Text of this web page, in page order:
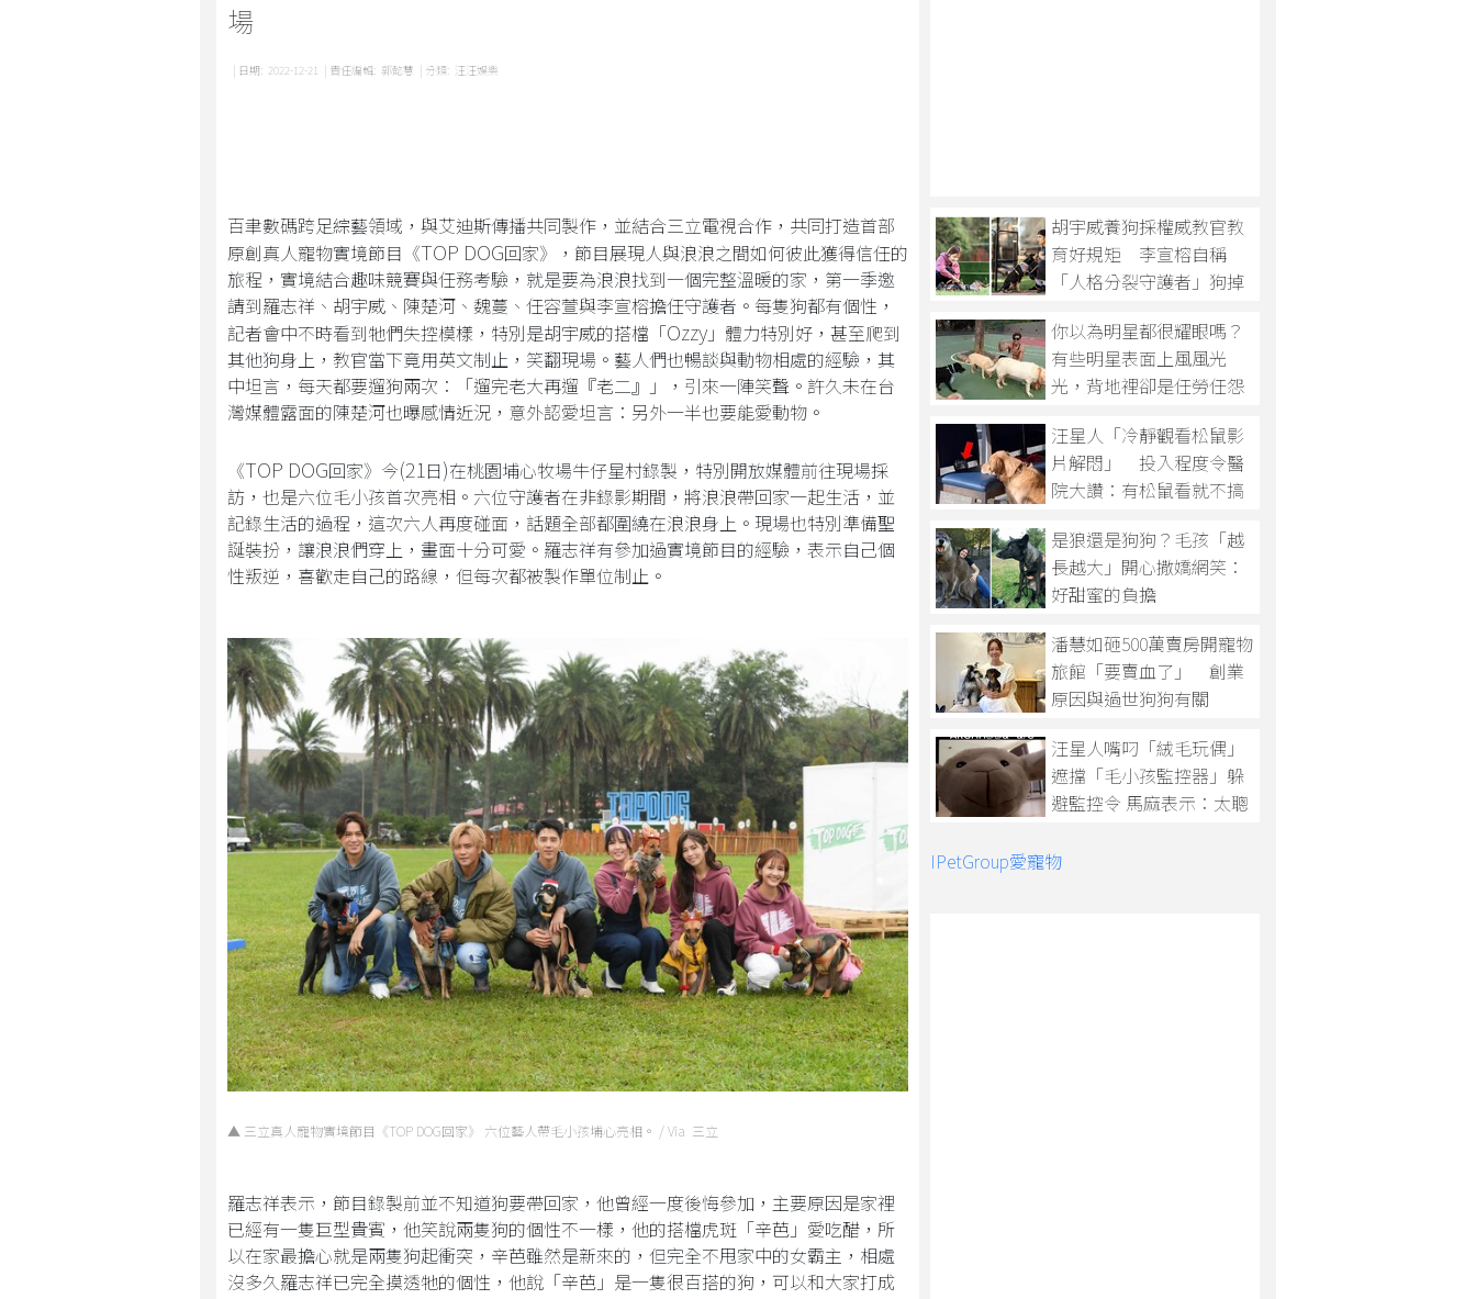
場
| 日期: 2022-12-21 | 責任編輯: 郭懿慧 | 分類: 汪汪娛樂
百聿數碼跨足綜藝領域，與艾迪斯傳播共同製作，並結合三立電視合作，共同打造首部
原創真人寵物實境節目《TOP DOG回家》，節目展現人與浪浪之間如何彼此獲得信任的
旅程，實境結合趣味競賽與任務考驗，就是要為浪浪找到一個完整溫暖的家，第一季邀
請到羅志祥、胡宇威、陳楚河、魏蔓、任容萱與李宣榕擔任守護者。每隻狗都有個性，
記者會中不時看到牠們失控模樣，特別是胡宇威的搭檔「Ozzy 」體力特別好，甚至爬到
其他狗身上，教官當下竟用英文制止，笑翻現場。藝人們也暢談與動物相處的經驗，其
中坦言，每天都要遛狗兩次：「遛完老大再遛『老二』」，引來一陣笑聲。許久未在台
灣媒體露面的陳楚河也曝感情近況，意外認愛坦言：另外一半也要能愛動物。
《TOP DOG回家》今(21 日)在桃園埔心牧場牛仔星村錄製，特別開放媒體前往現場採
訪，也是六位毛小孩首次亮相。六位守護者在非錄影期間，將浪浪帶回家一起生活，並
記錄生活的過程，這次六人再度碰面，話題全部都圍繞在浪浪身上。現場也特別準備聖
誕裝扮，讓浪浪們穿上，畫面十分可愛。羅志祥有參加過實境節目的經驗，表示自己個
性叛逆，喜歡走自己的路線，但每次都被製作單位制止。
▲ 三立真人寵物實境節目《TOP DOG回家》 六位藝人帶毛小孩埔心亮相。 / Via 三立
羅志祥表示，節目錄製前並不知道狗要帶回家，他曾經一度後悔參加，主要原因是家裡
已經有一隻巨型貴賓，他笑說兩隻狗的個性不一樣，他的搭檔虎斑「辛芭」愛吃醋，所
以在家最擔心就是兩隻狗起衝突，辛芭雖然是新來的，但完全不甩家中的女霸主，相處
沒多久羅志祥已完全摸透牠的個性，他說「辛芭」是一隻很百搭的狗，可以和大家打成
胡宇威養狗採權威教官教
育好規矩 李宣榕自稱
「人格分裂守護者」狗掉
你以為明星都很耀眼嗎？
有些明星表面上風風光
光，背地裡卻是任勞任怨
汪星人「冷靜觀看松鼠影
片解悶」 投入程度令醫
院大讚：有松鼠看就不搞
是狼還是狗狗？毛孩「越
長越大」開心撒嬌網笑：
好甜蜜的負擔
潘慧如砸500萬賣房開寵物
旅館「要賣血了」 創業
原因與過世狗狗有關
汪星人嘴叼「絨毛玩偶」
遮擋「毛小孩監控器」躲
避監控令 馬麻表示：太聰
IPetGroup愛寵物